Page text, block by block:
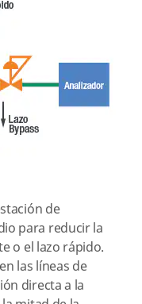
de
para reducir la
o el lazo rápido.
las líneas de
directa a la